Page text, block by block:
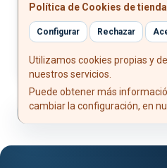
Funciones inteligentes:
el sistema
Política de Cookies de
Configurar Rechazar
Utilizamos cookies propias y
nuestros servicios.
Puede obtener más
cambiar la configuración, en